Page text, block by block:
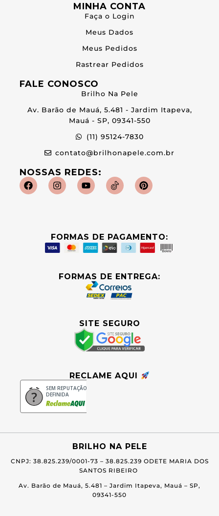
MINHA CONTA
Faça o Login
Meus Dados
Meus Pedidos
Rastrear Pedidos
FALE CONOSCO
Brilho Na Pele
Av. Barão de Mauá, 5.481 - Jardim Itapeva,
Mauá - SP, 09341-550
(11) 95124-7830
contato@brilhonapele.com.br
NOSSAS REDES:
FORMAS DE PAGAMENTO:
FORMAS DE ENTREGA:
SITE SEGURO
RECLAME AQUI
SEM REPUTAÇÃO
DEFINIDA
BRILHO NA PELE
CNPJ: 38.825.239/0001-73 – 38.825.239 ODETE MARIA DOS
SANTOS RIBEIRO
Av. Barão de Mauá, 5.481 – Jardim Itapeva, Mauá – SP,
09341-550